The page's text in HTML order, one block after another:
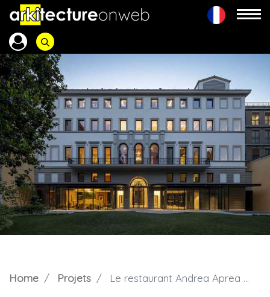
Home Projets Le restaurant Andrea Aprea ouvre au cœur de Milan : la relation entre la haute cuisine et le design est un dialogue entre la vision, les textures et les sens